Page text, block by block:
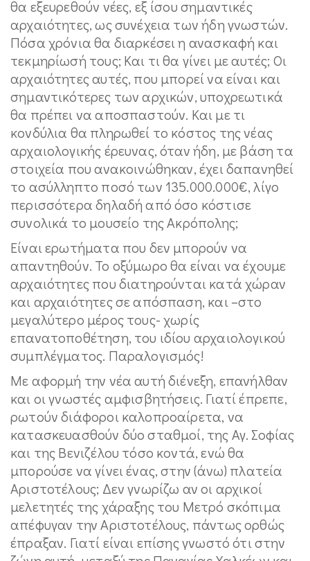
θα εξευρεθούν νέες, εξ ίσου σημαντικές
αρχαιότητες, ως συνέχεια των ήδη γνωστών.
Πόσα χρόνια θα διαρκέσει η ανασκαφή και
τεκμηρίωσή τους; Και τι θα γίνει με αυτές; Οι
αρχαιότητες αυτές, που μπορεί να είναι και
σημαντικότερες των αρχικών, υποχρεωτικά
θα πρέπει να αποσπαστούν. Και με τι
κονδύλια θα πληρωθεί το κόστος της νέας
αρχαιολογικής έρευνας, όταν ήδη, με βάση τα
στοιχεία που ανακοινώθηκαν, έχει δαπανηθεί
το ασύλληπτο ποσό των 135.000.000€, λίγο
περισσότερα δηλαδή από όσο κόστισε
συνολικά το μουσείο της Ακρόπολης;
Είναι ερωτήματα που δεν μπορούν να
απαντηθούν. Το οξύμωρο θα είναι να έχουμε
αρχαιότητες που διατηρούνται κατά χώραν
και αρχαιότητες σε απόσπαση, και –στο
μεγαλύτερο μέρος τους- χωρίς
επανατοποθέτηση, του ιδίου αρχαιολογικού
συμπλέγματος. Παραλογισμός!
Με αφορμή την νέα αυτή διένεξη, επανήλθαν
και οι γνωστές αμφισβητήσεις. Γιατί έπρεπε,
ρωτούν διάφοροι καλοπροαίρετα, να
κατασκευασθούν δύο σταθμοί, της Αγ. Σοφίας
και της Βενιζέλου τόσο κοντά, ενώ θα
μπορούσε να γίνει ένας, στην (άνω) πλατεία
Αριστοτέλους; Δεν γνωρίζω αν οι αρχικοί
μελετητές της χάραξης του Μετρό σκόπιμα
απέφυγαν την Αριστοτέλους, πάντως ορθώς
έπραξαν. Γιατί είναι επίσης γνωστό ότι στην